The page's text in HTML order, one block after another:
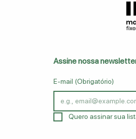
Assine nossa
E-mail (Obrigatório)
Quero assinar sua